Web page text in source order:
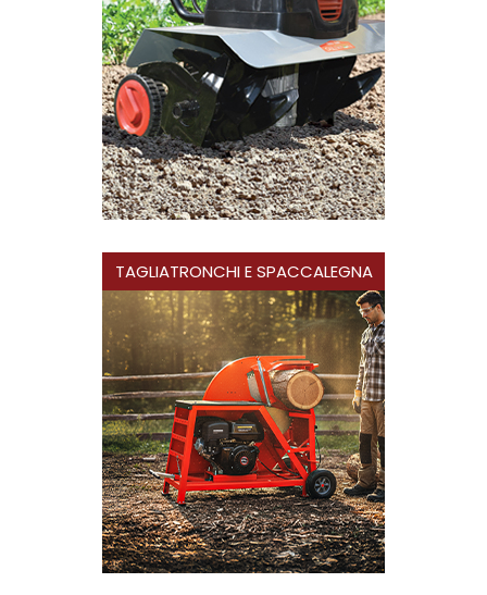
TAGLIATRONCHI E SPACCALEGNA